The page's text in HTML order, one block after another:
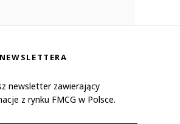
newsletter zawierający
z rynku FMCG w Polsce.